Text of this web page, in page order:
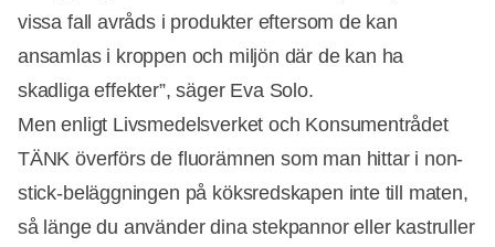
vissa fall avråds i produkter eftersom de kan
ansamlas i kroppen och miljön där de kan ha
skadliga effekter”, säger Eva Solo.
Men enligt Livsmedelsverket och Konsumentrådet
TÄNK överförs de fluorämnen som man hittar i non-
stick-beläggningen på köksredskapen inte till maten,
så länge du använder dina stekpannor eller kastruller